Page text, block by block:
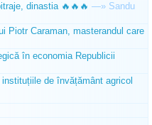
dinastia 🔥🔥🔥 —» Sandu
Piotr Caraman, masterandul care
în economia Republicii
de învățământ agricol